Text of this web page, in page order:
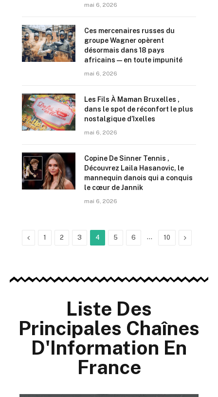
mai 6, 2026
Ces mercenaires russes du
groupe Wagner opèrent
désormais dans 18 pays
africains — en toute impunité
mai 6, 2026
Les Fils À Maman Bruxelles ,
dans le spot de réconfort le plus
nostalgique d’Ixelles
mai 6, 2026
Copine De Sinner Tennis ,
Découvrez Laila Hasanovic, le
mannequin danois qui a conquis
le cœur de Jannik
mai 6, 2026
Previous
1 2 3 4 5 6 … 10 Next
Liste Des
Principales Chaînes
D'Information En
France